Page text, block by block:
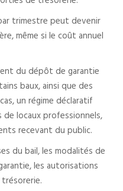
trimestre peut devenir
même si le coût annuel
du dépôt de garantie
baux, ainsi que des
un régime déclaratif
locaux professionnels,
recevant du public.
du bail, les modalités de
les autorisations